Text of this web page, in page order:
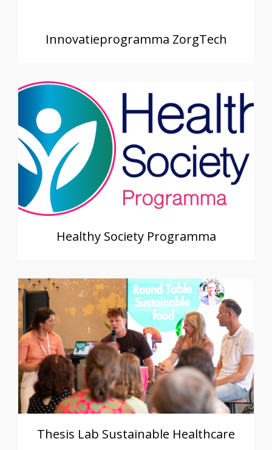
Innovatieprogramma ZorgTech
Healthy Society Programma
Thesis Lab Sustainable Healthcare